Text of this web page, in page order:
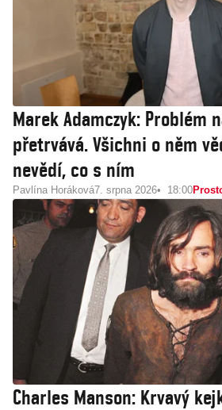
Marek Adamczyk: Problém
přetrvává. Všichni o něm
nevědí, co s ním
Pavlína Horáková7. srpna 2026 18:00
Charles Manson: Krvavý